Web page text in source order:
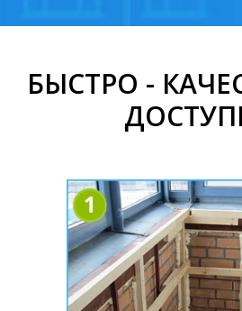
БЫСТРО -